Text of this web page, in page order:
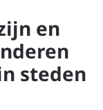
en
steden